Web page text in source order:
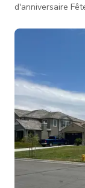
d'anniversaire
fitness
fumeur / frais
15 minutes
ce temps dans
le bâtiment